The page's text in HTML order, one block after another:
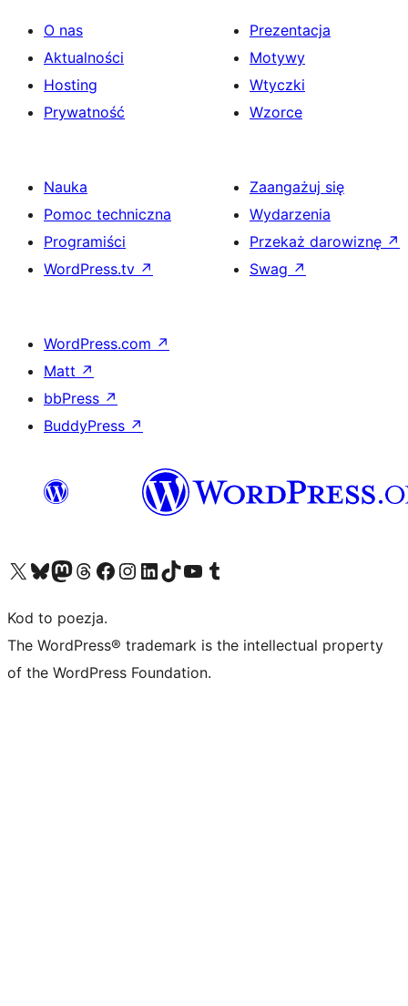
O nas
Aktualności
Hosting
Prywatność
Prezentacja
Motywy
Wtyczki
Wzorce
Nauka
Pomoc techniczna
Programiści
WordPress.tv ↗
Zaangażuj się
Wydarzenia
Przekaż darowiznę ↗
Swag ↗
WordPress.com ↗
Matt ↗
bbPress ↗
BuddyPress ↗
Odwiedź nasze konto X (dawniej Twitter)
Odwiedź nasze konto Bluesky
Odwiedź nasze konto na Mastodoncie
Odwiedź naszego Threadsa
Odwiedź naszego Facebooka
Odwiedź nasze konto na Instagramie
Odwiedź nasze konto na LinkedIn
Odwiedź naszego TikToka
Odwiedź nasz kanał YouTube
Odwiedź naszego Tumblra
Kod to poezja.
The WordPress® trademark is the intellectual property
of the WordPress Foundation.